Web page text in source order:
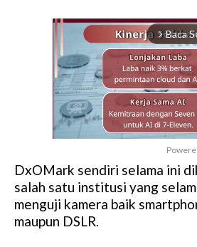
arrow_forward_ios Baca
DxOMark sendiri selama ini
salah satu institusi yang
menguji kamera baik
maupun DSLR.